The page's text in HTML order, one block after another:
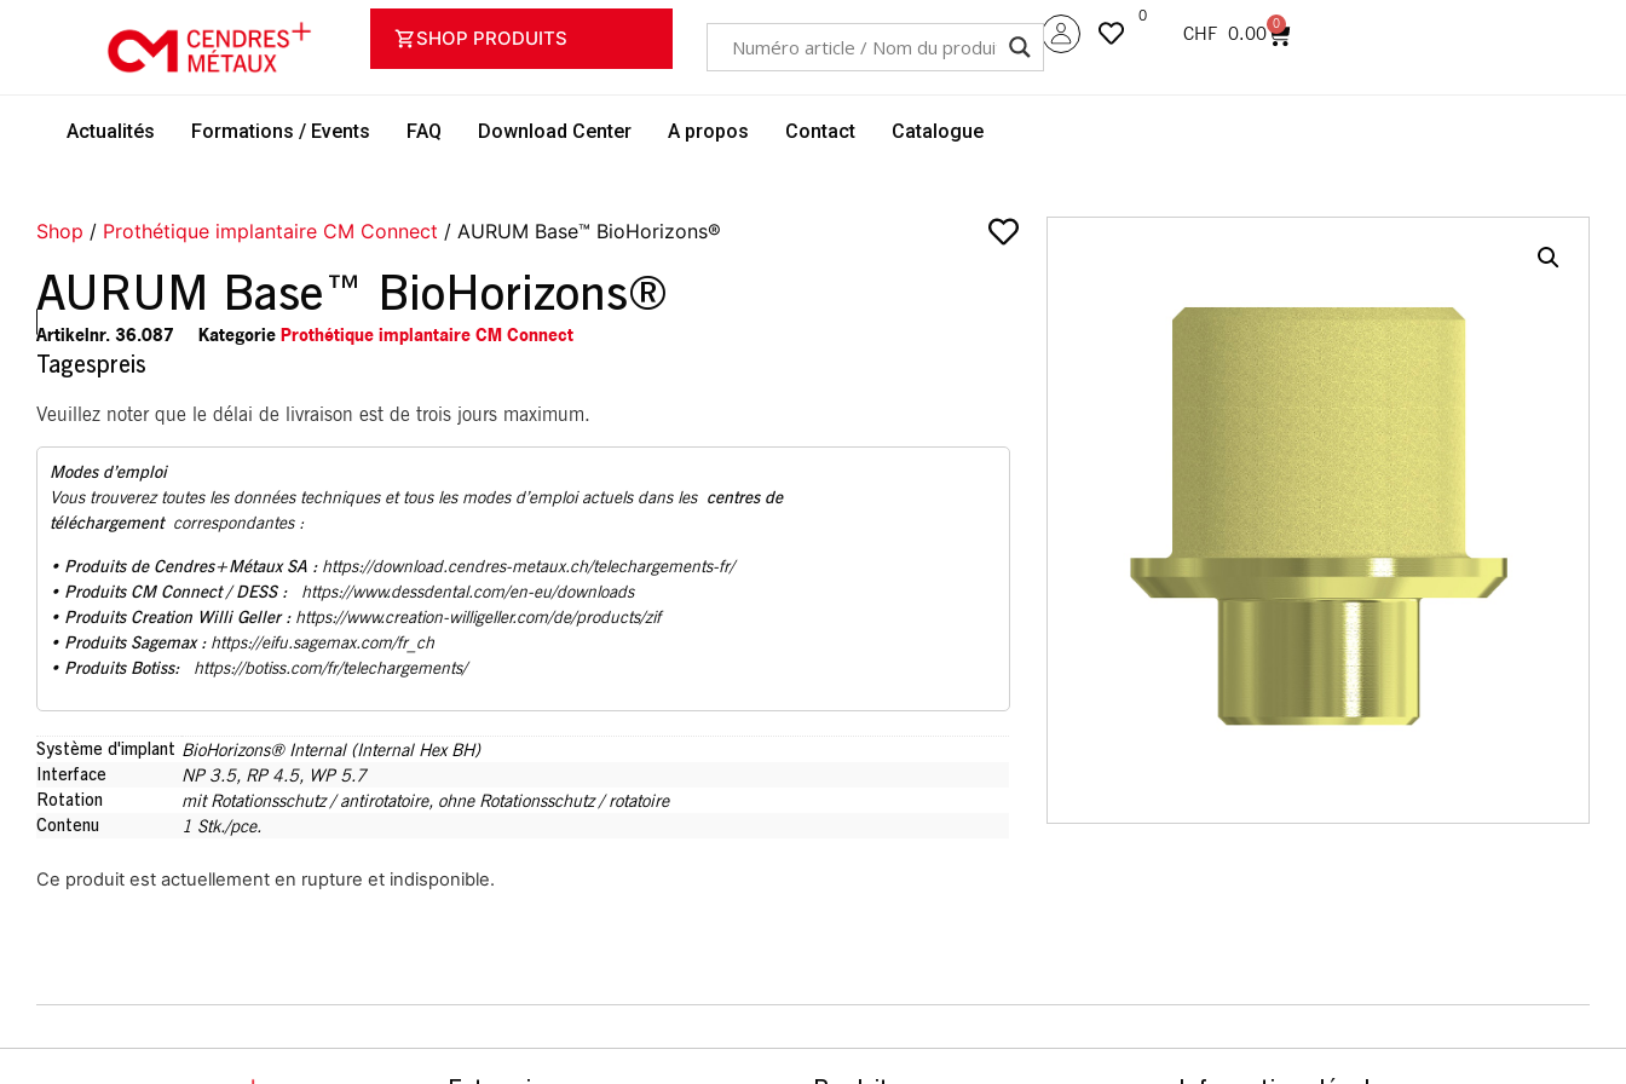
SHOP PRODUITS
0
CHF 0.00
0
Actualités Formations / Events FAQ Download Center A propos Contact Catalogue
Shop / Prothétique implantaire CM Connect / AURUM Base™ BioHorizons®
AURUM Base™ BioHorizons®
Artikelnr. 36.087 Kategorie Prothétique implantaire CM Connect
Tagespreis
Veuillez noter que le délai de livraison est de trois jours maximum.
Modes d’emploi
Vous trouverez toutes les données techniques et tous les modes d’emploi actuels dans les centres de
téléchargementcorrespondantes :
• Produits de Cendres+Métaux SA : https://download.cendres-metaux.ch/telechargements-fr/
• Produits CM Connect / DESS :
https://www.dessdental.com/en-eu/downloads
• Produits Creation Willi Geller : https://www.creation-willigeller.com/de/products/zif
• Produits Sagemax : https://eifu.sagemax.com/fr_ch
• Produits Botiss: https://botiss.com/fr/telechargements/
Système d'implant BioHorizons® Internal (Internal Hex BH)
Interface NP 3.5, RP 4.5, WP 5.7
Rotation mit Rotationsschutz / antirotatoire, ohne Rotationsschutz / rotatoire
Contenu 1 Stk./pce.
Ce produit est actuellement en rupture et indisponible.